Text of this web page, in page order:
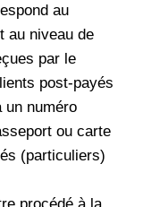
au
au niveau de
par le
post-payés
un numéro
ou carte
(particuliers)